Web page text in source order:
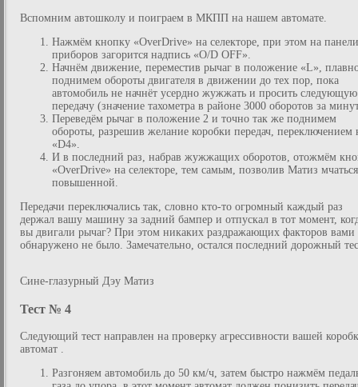
Вспомним автошколу и поиграем в МКПП на нашем автомате.
Нажмём кнопку «OverDrive» на селекторе, при этом на панели
приборов загорится надпись «O/D OFF».
Начнём движение, переместив рычаг в положение «L»,
поднимем обороты двигателя в движении до тех пор, пока
автомобиль не начнёт усердно жужжать и просить следующую
передачу (значение тахометра в районе 3000 оборотов за
Переведём рычаг в положение 2 и точно так же поднимем
обороты, разрешив желание коробки передач, переключением
«D4».
И в последний раз, набрав жужжащих оборотов, отожмём
«OverDrive» на селекторе, тем самым, позволив Матиз
повышенной.
Передачи переключались так, словно кто-то огромный каждый раз
держал вашу машину за задний бампер и отпускал в тот момент,
вы двигали рычаг? При этом никаких раздражающих факторов вами
обнаружено не было. Замечательно, остался последний дорожный
Сине-глазурный Дэу Матиз
Тест № 4
Следующий тест направлен на проверку агрессивности вашей
автомат .
Разгоняем автомобиль до 50 км/ч, затем быстро нажмём